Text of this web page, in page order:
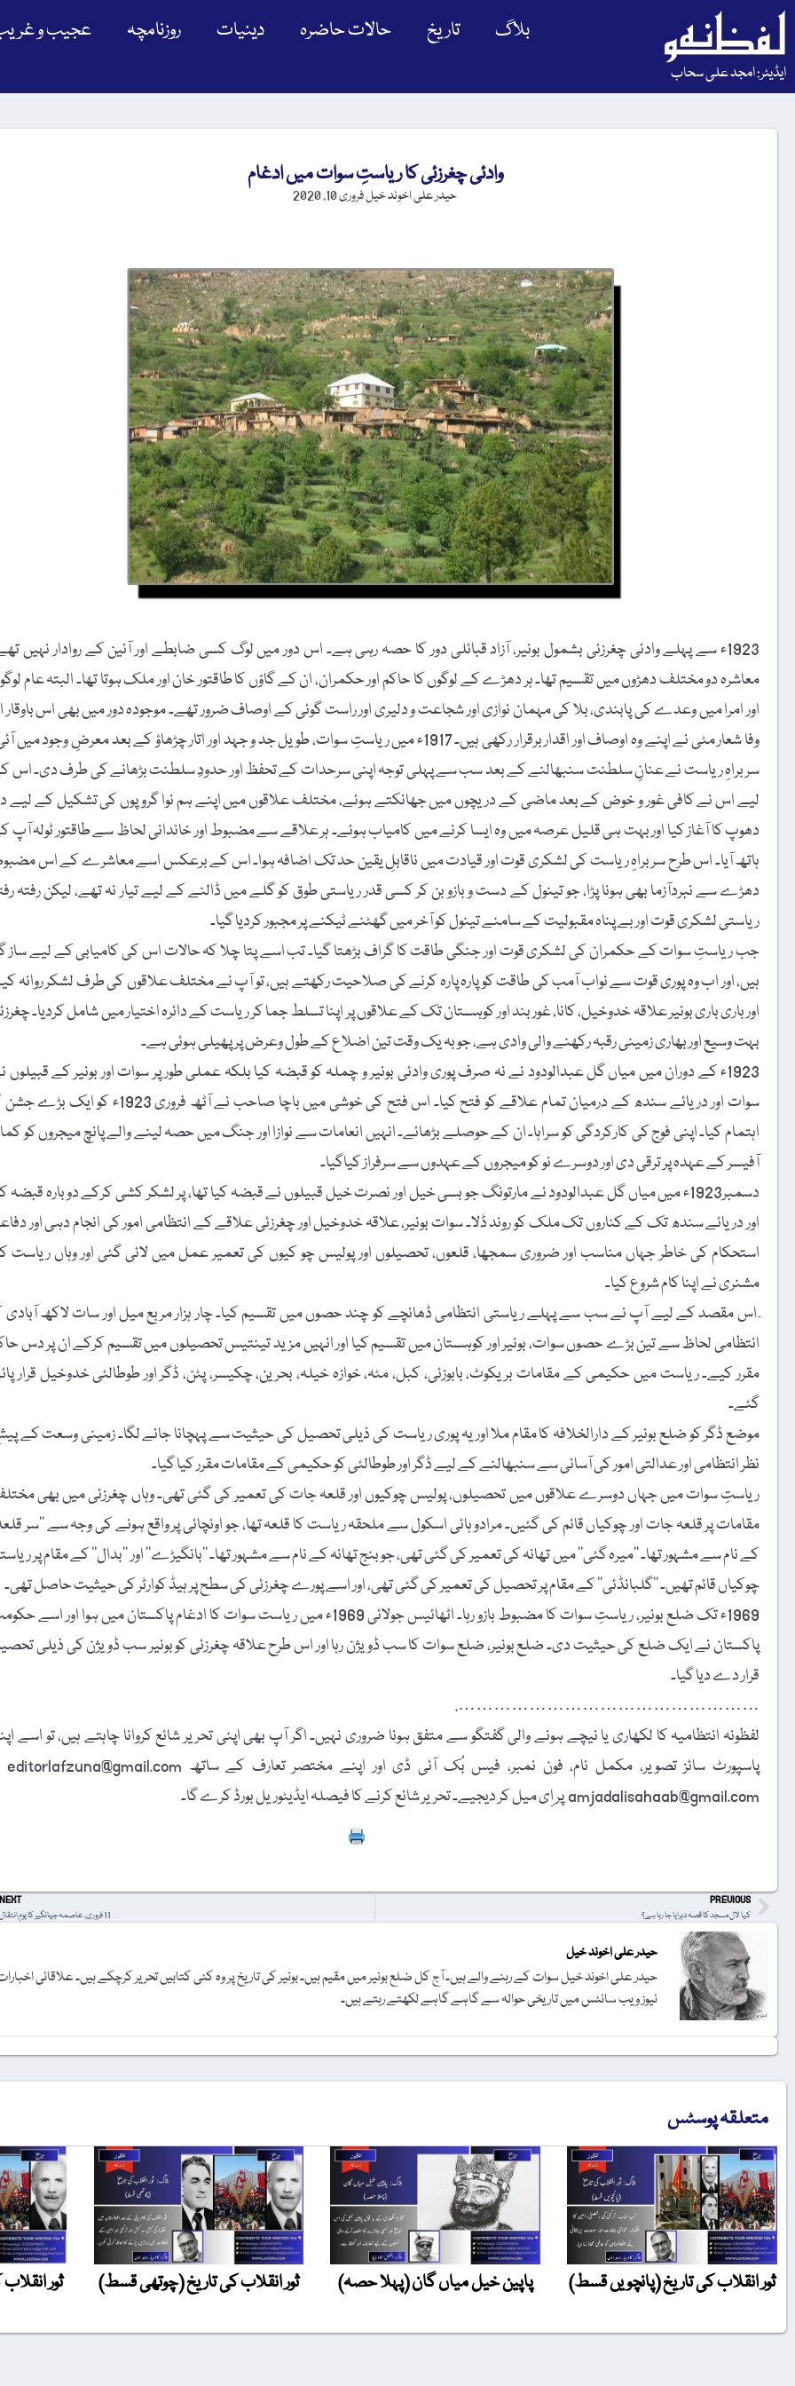
ایڈیٹر: امجد علی سحاب
بلاگ تاریخ حالات حاضرہ دینیات روزنامچہ عجیب و
وادئی چغرزئی کا ریاستِ سوات میں ادغام
حیدر علی اخوند خیلفروری 10, 2020
1923ء سے پہلے وادئی چغرزئی بشمول بونیر، آزاد قبائلی دور کا حصہ رہی ہے۔ اس دور میں لوگ کسی ضابطے اور آئین کے روادار نہیں
معاشرہ دو مختلف دھڑوں میں تقسیم تھا۔ ہر دھڑے کے لوگوں کا حاکم اور حکمران، ان کے گاؤں کا طاقتور خان اور ملک ہوتا تھا۔ البتہ عام
اور امرا میں وعدے کی پابندی، بلا کی مہمان نوازی اور شجاعت و دلیری اور راست گوئی کے اوصاف ضرور تھے۔ موجودہ دور میں بھی اس باوقار
وفا شعار مٹی نے اپنے وہ اوصاف اور اقدار برقرار رکھی ہیں۔ 1917ء میں ریاستِ سوات، طویل جد و جہد اور اتار چڑھاؤ کے بعد معرضِ وجود میں
سربراہِ ریاست نے عنانِ سلطنت سنبھالنے کے بعد سب سے پہلی توجہ اپنی سرحدات کے تحفظ اور حدودِ سلطنت بڑھانے کی طرف دی۔ اس
لیے اس نے کافی غور و خوض کے بعد ماضی کے دریچوں میں جھانکتے ہوئے، مختلف علاقوں میں اپنے ہم نوا گروپوں کی تشکیل کے لیے
دھوپ کا آغاز کیا اور بہت ہی قلیل عرصہ میں وہ ایسا کرنے میں کامیاب ہوئے۔ ہر علاقے سے مضبوط اور خاندانی لحاظ سے طاقتور ٹولہ آپ
ہاتھ آیا۔ اس طرح سربراہِ ریاست کی لشکری قوت اور قیادت میں ناقابلِ یقین حد تک اضافہ ہوا۔ اس کے برعکس اسے معاشرے کے اس
دھڑے سے نبردآزما بھی ہونا پڑا، جو تینول کے دست و بازو بن کر کسی قدر ریاستی طوق کو گلے میں ڈالنے کے لیے تیار نہ تھے، لیکن رفتہ
ریاستی لشکری قوت اور بے پناہ مقبولیت کے سامنے تینول کو آخر میں گھٹنے ٹیکنے پر مجبور کردیا گیا۔
جب ریاستِ سوات کے حکمران کی لشکری قوت اور جنگی طاقت کا گراف بڑھتا گیا۔ تب اسے پتا چلا کہ حالات اس کی کامیابی کے لیے ساز
ہیں، اور اب وہ پوری قوت سے نواب آمب کی طاقت کو پارہ پارہ کرنے کی صلاحیت رکھتے ہیں، تو آپ نے مختلف علاقوں کی طرف لشکر روانہ
اور باری باری بونیر علاقہ خدوخیل، کانا، غوربند اور کوہستان تک کے علاقوں پر اپنا تسلط جما کر ریاست کے دائرہ اختیار میں شامل کردیا۔
بہت وسیع اور بھاری زمینی رقبہ رکھنے والی وادی ہے، جو بہ یک وقت تین اضلاع کے طول وعرض پر پھیلی ہوئی ہے۔
1923ء کے دوران میں میاں گل عبدالودود نے نہ صرف پوری وادئی بونیر و چملہ کو قبضہ کیا بلکہ عملی طور پر سوات اور بونیر کے قبیلوں
سوات اور دریائے سندھ کے درمیان تمام علاقے کو فتح کیا۔ اس فتح کی خوشی میں باچا صاحب نے آٹھ فروری 1923ء کو
اہتمام کیا۔ اپنی فوج کی کارکردگی کو سراہا۔ ان کے حوصلے بڑھائے۔ انہیں انعامات سے نوازا اور جنگ میں حصہ لینے والے پانچ میجروں کو
آفیسر کے عہدہ پر ترقی دی اور دوسرے نو کو میجروں کے عہدوں سے سرفراز کیاگیا۔
دسمبر1923ء میں میاں گل عبدالودود نے مارتونگ جو بسی خیل اور نصرت خیل قبیلوں نے قبضہ کیا تھا، پر لشکر کشی کرکے دوبارہ قبضہ
اور دریائے سندھ تک کے کناروں تک ملک کو روند ڈلا۔ سوات بونیر، علاقہ خدوخیل اور چغرزئی علاقے کے انتظامی امور کی انجام دہی اور
استحکام کی خاطر جہاں مناسب اور ضروری سمجھا، قلعوں، تحصیلوں اور پولیس چو کیوں کی تعمیر عمل میں لائی گئی اور وہاں ریاست
مشنری نے اپنا کام شروع کیا۔
اس مقصد کے لیے آپ نے سب سے پہلے ریاستی انتظامی ڈھانچے کو چند حصوں میں تقسیم کیا۔ چار ہزار مربع میل اور سات لاکھ آبادی
انتظامی لحاظ سے تین بڑے حصوں سوات، بونیر اور کوہستان میں تقسیم کیا اور انہیں مزید تینتیس تحصیلوں میں تقسیم کرکے ان پر دس
مقرر کیے۔ ریاست میں حکیمی کے مقامات بریکوٹ، بابوزئی، کبل، مٹہ، خوازہ خیلہ، بحرین، چکیسر، پٹن، ڈگر اور طوطالئی خدوخیل قرار
گئے۔
موضع ڈگر کو ضلع بونیر کے دارالخلافہ کا مقام ملا اور یہ پوری ریاست کی ذیلی تحصیل کی حیثیت سے پہچانا جانے لگا۔ زمینی وسعت کے
نظر انتظامی اور عدالتی امور کی آسانی سے سنبھالنے کے لیے ڈگر اور طوطالئی کو حکیمی کے مقامات مقرر کیا گیا۔
ریاستِ سوات میں جہاں دوسرے علاقوں میں تحصیلوں، پولیس چوکیوں اور قلعہ جات کی تعمیر کی گئی تھی۔ وہاں چغرزئی میں بھی
مقامات پر قلعہ جات اور چوکیاں قائم کی گئیں۔ مرادو ہائی اسکول سے ملحقہ ریاست کا قلعہ تھا، جو اونچائی پر واقع ہونے کی وجہ سے ’’سر
کے نام سے مشہور تھا۔ ’’میرہ گئی‘‘ میں تھانہ کی تعمیر کی گئی تھی، جو بنج تھانہ کے نام سے مشہور تھا۔ ’’بانگیڑے‘‘ اور ’’بدال‘‘ کے مقام پر
چوکیاں قائم تھیں۔ ’’گلبانڈئی‘‘ کے مقام پر تحصیل کی تعمیر کی گئی تھی، اور اسے پورے چغرزئی کی سطح پر ہیڈ کوارٹر کی حیثیت حاصل تھی۔
1969ء تک ضلع بونیر، ریاستِ سوات کا مضبوط بازو رہا۔ اٹھائیس جولائی 1969ء میں ریاست سوات کا ادغام پاکستان میں ہوا اور اسے
پاکستان نے ایک ضلع کی حیثیت دی۔ ضلع بونیر، ضلع سوات کا سب ڈویژن رہا اور اس طرح علاقہ چغرزئی کو بونیر سب ڈویژن کی ذیلی
قرار دے دیا گیا۔
…………………………………………….
لفظونہ انتظامیہ کا لکھاری یا نیچے ہونے والی گفتگو سے متفق ہونا ضروری نہیں۔ اگر آپ بھی اپنی تحریر شائع کروانا چاہتے ہیں، تو اسے
amjadalisahaab@gmail.com پر اِی میل کر دیجیے۔ تحریر شائع کرنے کا فیصلہ ایڈیٹوریل بورڈ کرے گا۔
PREVIOUS
کیا لال مسجد کا قصہ دہرایا جا رہا ہے؟
NEXT
11 فروری، عاصمہ جہانگیر کا یومِ انتقال
حیدر علی اخوند خیل
حیدر علی اخوند خیل سوات کے رہنے والے ہیں۔ آج کل ضلع بونیر میں مقیم ہیں۔ بونیر کی تاریخ پر وہ کئی کتابیں تحریر کرچکے ہیں۔ علاقائی
نیوز ویب سائٹس میں تاریخی حوالہ سے گاہے گاہے لکھتے رہتے ہیں۔
متعلقہ پوسٹس
ثور انقلاب کی تاریخ (پانچویں قسط) پاپین خیل میاں گان (پہلا حصہ) ثور انقلاب کی تاریخ (چوتھی قسط) ثور